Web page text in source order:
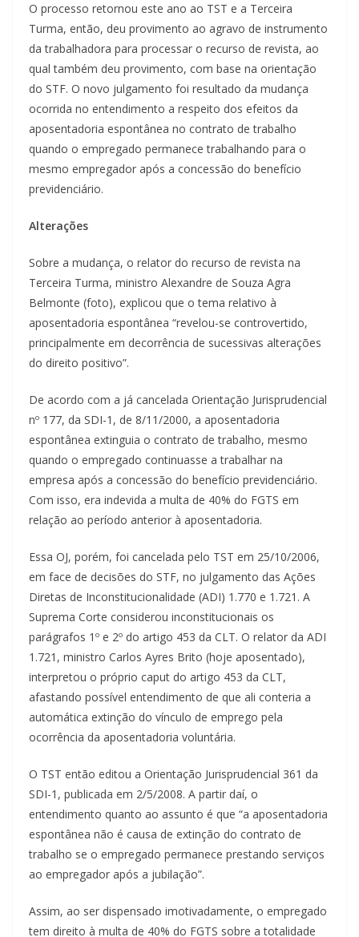
O processo retornou este ano ao TST e a Terceira
Turma, então, deu provimento ao agravo de instrumento
da trabalhadora para processar o recurso de revista, ao
qual também deu provimento, com base na orientação
do STF. O novo julgamento foi resultado da mudança
ocorrida no entendimento a respeito dos efeitos da
aposentadoria espontânea no contrato de trabalho
quando o empregado permanece trabalhando para o
mesmo empregador após a concessão do benefício
previdenciário.
Alterações
Sobre a mudança, o relator do recurso de revista na
Terceira Turma, ministro Alexandre de Souza Agra
Belmonte (foto), explicou que o tema relativo à
aposentadoria espontânea “revelou-se controvertido,
principalmente em decorrência de sucessivas alterações
do direito positivo”.
De acordo com a já cancelada Orientação Jurisprudencial
nº 177, da SDI-1, de 8/11/2000, a aposentadoria
espontânea extinguia o contrato de trabalho, mesmo
quando o empregado continuasse a trabalhar na
empresa após a concessão do benefício previdenciário.
Com isso, era indevida a multa de 40% do FGTS em
relação ao período anterior à aposentadoria.
Essa OJ, porém, foi cancelada pelo TST em 25/10/2006,
em face de decisões do STF, no julgamento das Ações
Diretas de Inconstitucionalidade (ADI) 1.770 e 1.721. A
Suprema Corte considerou inconstitucionais os
parágrafos 1º e 2º do artigo 453 da CLT. O relator da ADI
1.721, ministro Carlos Ayres Brito (hoje aposentado),
interpretou o próprio caput do artigo 453 da CLT,
afastando possível entendimento de que ali conteria a
automática extinção do vínculo de emprego pela
ocorrência da aposentadoria voluntária.
O TST então editou a Orientação Jurisprudencial 361 da
SDI-1, publicada em 2/5/2008. A partir daí, o
entendimento quanto ao assunto é que “a aposentadoria
espontânea não é causa de extinção do contrato de
trabalho se o empregado permanece prestando serviços
ao empregador após a jubilação”.
Assim, ao ser dispensado imotivadamente, o empregado
tem direito à multa de 40% do FGTS sobre a totalidade